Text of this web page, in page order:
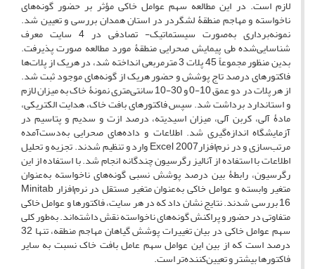
لازم است. در این مطالعه سهم عوامل خاکی مؤثر بر حضور گونه‌های
ناخواسته و مهاجم منطقۀ لشگردر در استان همدان بررسی و تعیین شد.
نمونه‌برداری به‌صورت سیستماتیک- تصادفی در 4 سایت معرف
شناسایی‌شده طی پیمایش صحرایی منطقۀ مورد مطالعه صورت پذیرفت.
بدین منظور مجموعاً 45 پلات 3 مترمربعی انداخته شد، در هریک از پلات‌ها
فاکتورهای درصد تاج پوشش و حضور هریک از گونه‌های موجود ثبت شد.
از هر پلات در دو عمق 10-0 و 30-10 سانتی‌متری نمونۀ خاک به میزان لازم
و استاندارد برداشت شد. سپس فاکتورهای بافت خاک، هدایت الکتریکی،
مادۀ آلی، کربن آلی، میزان اسیدیته، درصد ازت و سدیم و پتاسیم در
آزمایشگاه اندازه‌گیری شد. اطلاعات و داده‌های صحرایی به‌دست‌آمده
مرتب‌سازی و در نرم‌افزارExcel 2007 وارد و تنظیم شدند. تجزیه و تحلیل
اطلاعات با استفاده از آنالیز رگرسیون چندگانه انجام شد. با استفاده از این
رگرسیون، رابطۀ بین درصد پوشش نسبی گونه‌های ناخواسته به‌عنوان
متغیر وابسته و عوامل خاکی به‌عنوان متغیر مستقل در نرم‌افزار Minitab
16 بررسی شدند. نتایج نشان داد که در هر سایت، فاکتورها و عوامل خاکی
متفاوتی در حضور و پراکنش گونه‌های ناخواسته نقش داشته‌اند. به‌طور کلی
سهم عوامل خاکی در بیان تغییرات پوشش گیاهان مهاجم منطقه، تنها 32
درصد است که از بین این عوامل سهم عامل بافت خاک نسبت به سایر
فاکتورها بیشتر و تعیین‌کننده‌تر است.